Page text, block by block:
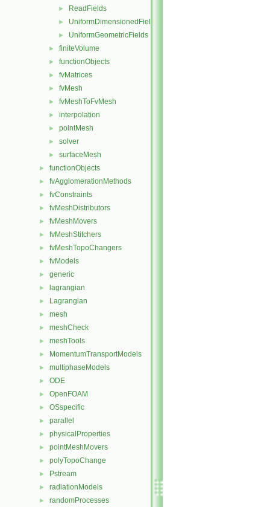
► ReadFields
► UniformDimensionedFields
► UniformGeometricFields
► finiteVolume
► functionObjects
► fvMatrices
► fvMesh
► fvMeshToFvMesh
► interpolation
► pointMesh
► solver
► surfaceMesh
► functionObjects
► fvAgglomerationMethods
► fvConstraints
► fvMeshDistributors
► fvMeshMovers
► fvMeshStitchers
► fvMeshTopoChangers
► fvModels
► generic
► lagrangian
► Lagrangian
► mesh
► meshCheck
► meshTools
► MomentumTransportModels
► multiphaseModels
► ODE
► OpenFOAM
► OSspecific
► parallel
► physicalProperties
► pointMeshMovers
► polyTopoChange
► Pstream
► radiationModels
► randomProcesses